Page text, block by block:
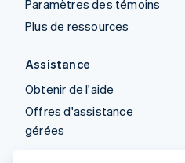
Paramètres des témoins
Plus de ressources
Assistance
Obtenir de l'aide
Offres d'assistance
gérées